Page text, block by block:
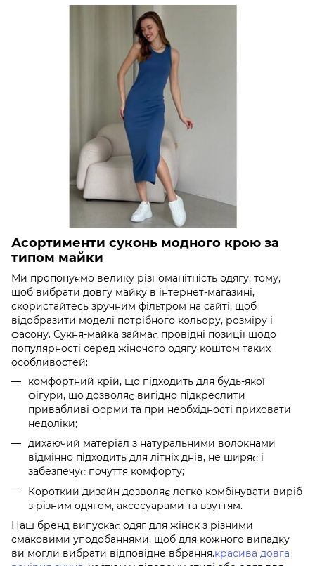
Асортименти суконь модного крою за
типом майки
Ми пропонуємо велику різноманітність одягу, тому,
щоб вибрати довгу майку в інтернет-магазині,
скористайтесь зручним фільтром на сайті, щоб
відобразити моделі потрібного кольору, розміру і
фасону. Сукня-майка займає провідні позиції щодо
популярності серед жіночого одягу коштом таких
особливостей:
комфортний крій, що підходить для будь-якої
фігури, що дозволяє вигідно підкреслити
привабливі форми та при необхідності приховати
недоліки;
дихаючий матеріал з натуральними волокнами
відмінно підходить для літніх днів, не ширяє і
забезпечує почуття комфорту;
Короткий дизайн дозволяє легко комбінувати виріб
з різним одягом, аксесуарами та взуттям.
Наш бренд випускає одяг для жінок з різними
смаковими уподобаннями, щоб для кожного випадку
ви могли вибрати відповідне вбрання.красива довга